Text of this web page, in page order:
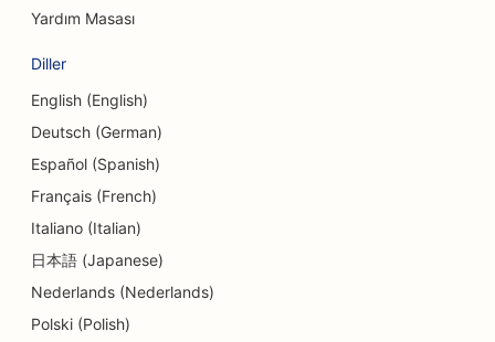
Kreşler için SEO
Borç Danışmanlığı Hizmetleri için SEO
Diş Klinikleri için SEO
Şarküteriler için SEO
Lokantalar için SEO
Yardım Masası
Diller
English (English)
Deutsch (German)
Español (Spanish)
Français (French)
Italiano (Italian)
日本語 (Japanese)
Nederlands (Nederlands)
Polski (Polish)